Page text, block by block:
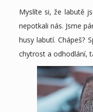
Myslíte si, že labutě
nepotkali nás. Jsme
husy labutí. Chápeš?
chytrost a odhodlání,